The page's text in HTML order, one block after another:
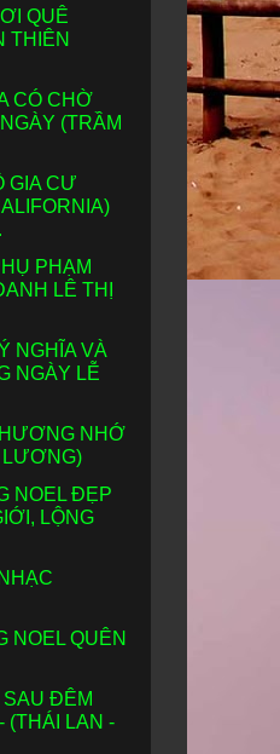
QUÊ
THIÊN
CÓ CHỜ
(TRẦM
GIA CƯ
PHẠM
LÊ THỊ
NGHĨA VÀ
NGÀY LỄ
NHỚ
LƯƠNG)
NOEL ĐẸP
LỘNG
NOEL QUÊN
ĐÊM
(THÁI LAN -